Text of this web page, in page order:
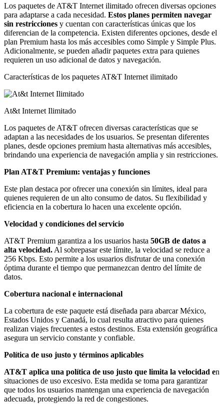
Los paquetes de AT&T Internet ilimitado ofrecen diversas opciones
para adaptarse a cada necesidad. Estos planes permiten navegar
sin restricciones y cuentan con características únicas que los
diferencian de la competencia. Existen diferentes opciones, desde el
plan Premium hasta los más accesibles como Simple y Simple Plus.
Adicionalmente, se pueden añadir paquetes extra para quienes
requieren un uso adicional de datos y navegación.
Características de los paquetes AT&T Internet ilimitado
At&t Internet Ilimitado
Los paquetes de AT&T ofrecen diversas características que se
adaptan a las necesidades de los usuarios. Se presentan diferentes
planes, desde opciones premium hasta alternativas más accesibles,
brindando una experiencia de navegación amplia y sin restricciones.
Plan AT&T Premium: ventajas y funciones
Este plan destaca por ofrecer una conexión sin límites, ideal para
quienes requieren de un alto consumo de datos. Su flexibilidad y
eficiencia en la cobertura lo hacen una excelente opción.
Velocidad y condiciones del servicio
AT&T Premium garantiza a los usuarios hasta 50GB de datos a
alta velocidad. Al sobrepasar este límite, la velocidad se reduce a
256 Kbps. Esto permite a los usuarios disfrutar de una conexión
óptima durante el tiempo que permanezcan dentro del límite de
datos.
Cobertura nacional e internacional
La cobertura de este paquete está diseñada para abarcar México,
Estados Unidos y Canadá, lo cual resulta atractivo para quienes
realizan viajes frecuentes a estos destinos. Esta extensión geográfica
asegura un servicio constante y confiable.
Política de uso justo y términos aplicables
AT&T aplica una política de uso justo que limita la velocidad en
situaciones de uso excesivo. Esta medida se toma para garantizar
que todos los usuarios mantengan una experiencia de navegación
adecuada, protegiendo la red de congestiones.